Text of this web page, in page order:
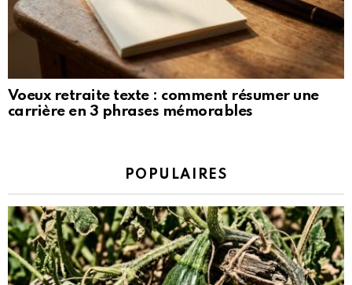
Voeux retraite texte : comment résumer une
carrière en 3 phrases mémorables
POPULAIRES